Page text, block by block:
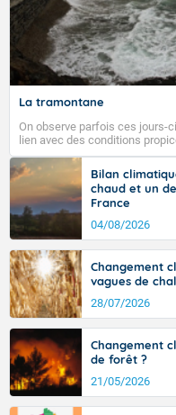
La tramontane
On observe parfois ces jours-
lien avec des conditions
tramontane ? Quelles sont
vent turbulent soufflant de
ouest, dans un secteur qui part
l’ouest de l’Hérault.
signifiant au-delà des monts,
d’où provient ce vent.
Bilan
chaud et un
France
04/08/2026
Changement
vagues de
28/07/2026
Changement
de forêt ?
21/05/2026